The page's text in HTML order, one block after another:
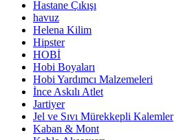
Hastane Çıkışı
havuz
Helena Kilim
Hipster
HOBİ
Hobi Boyaları
Hobi Yardımcı Malzemeleri
İnce Askılı Atlet
Jartiyer
Jel ve Sıvı Mürekkepli Kalemler
Kaban & Mont